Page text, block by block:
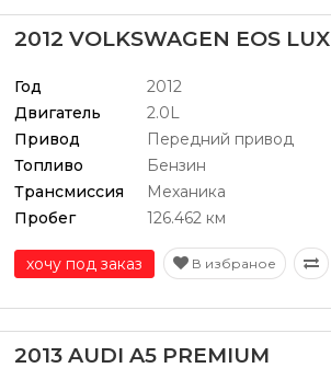
2012 VOLKSWAGEN EOS LUX
Год
2012
Двигатель
2.0L
Привод
Передний привод
Топливо
Бензин
Трансмиссия
Механика
Пробег
126.462 км
хочу под заказ В избраное
2013 AUDI A5 PREMIUM